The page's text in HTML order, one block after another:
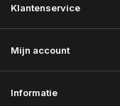
Klantenservice
Mijn account
Informatie